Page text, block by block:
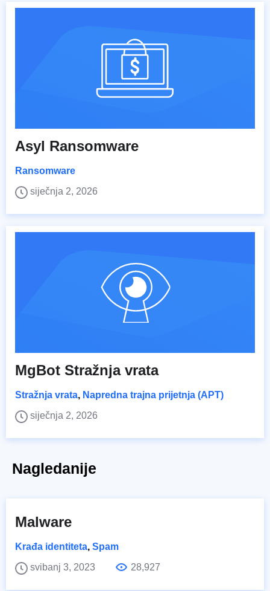
Asyl Ransomware
Ransomware
siječnja 2, 2026
MgBot Stražnja vrata
Stražnja vrata, Napredna trajna prijetnja (APT)
siječnja 2, 2026
Nagledanije
Malware
Krađa identiteta, Spam
svibanj 3, 2023
28,927